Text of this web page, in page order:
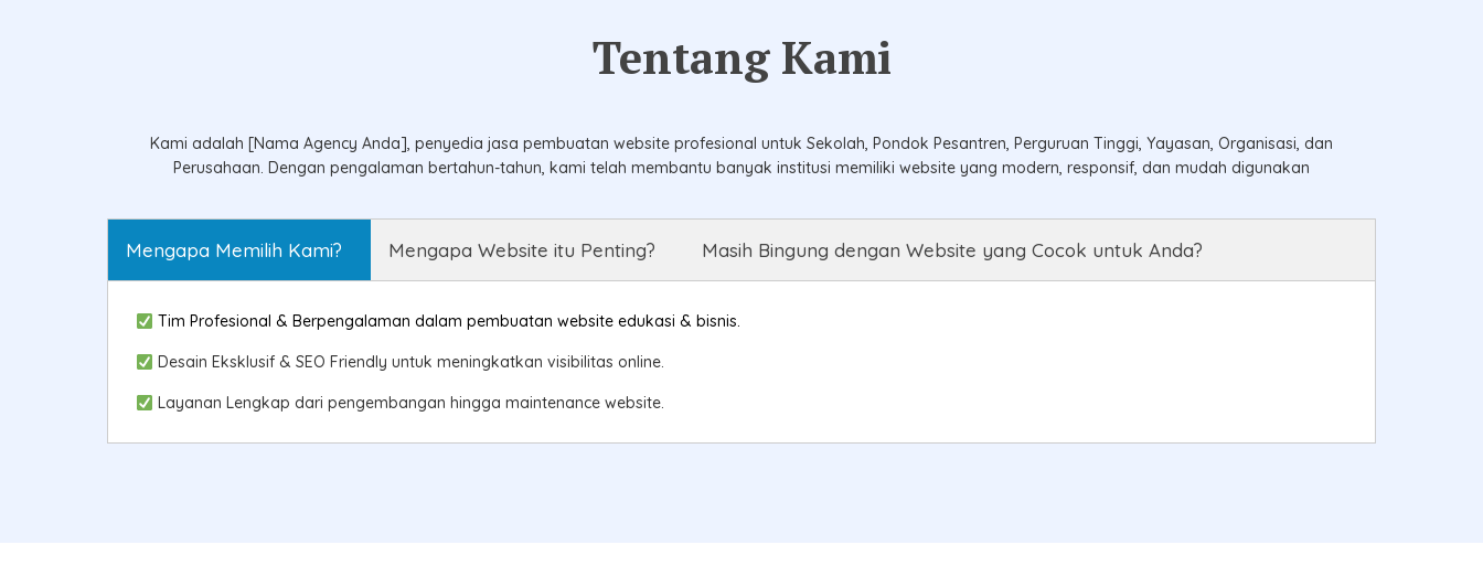
Tentang Kami
Kami adalah [Nama Agency Anda], penyedia jasa pembuatan website profesional untuk Sekolah, Pondok Pesantren, Perguruan Tinggi, Yayasan, Organisasi, dan
Perusahaan. Dengan pengalaman bertahun-tahun, kami telah membantu banyak institusi memiliki website yang modern, responsif, dan mudah digunakan
Mengapa Memilih Kami? Mengapa Website itu Penting? Masih Bingung dengan Website yang Cocok untuk Anda?
Tim Profesional & Berpengalaman dalam pembuatan website edukasi & bisnis.
Desain Eksklusif & SEO Friendly untuk meningkatkan visibilitas online.
Layanan Lengkap dari pengembangan hingga maintenance website.